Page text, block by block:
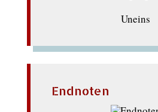
Uneins
Endnoten